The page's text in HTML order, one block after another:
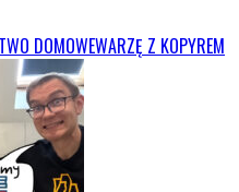
DOMOWEWARZĘ Z KOPYREM